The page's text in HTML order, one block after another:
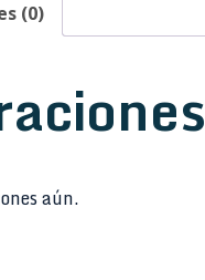
(0)
aún.